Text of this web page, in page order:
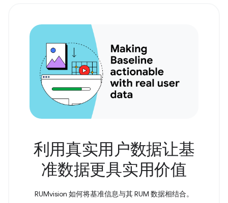
利用真实用户数据让基
准数据更具实用价值
RUMvision 如何将基准信息与其 RUM 数据相结合。